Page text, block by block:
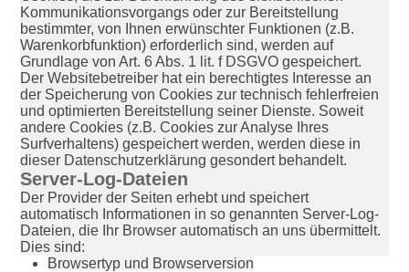
Kommunikationsvorgangs oder zur Bereitstellung
bestimmter, von Ihnen erwünschter Funktionen (z.B.
Warenkorbfunktion) erforderlich sind, werden auf
Grundlage von Art. 6 Abs. 1 lit. f DSGVO gespeichert.
Der Websitebetreiber hat ein berechtigtes Interesse an
der Speicherung von Cookies zur technisch fehlerfreien
und optimierten Bereitstellung seiner Dienste. Soweit
andere Cookies (z.B. Cookies zur Analyse Ihres
Surfverhaltens) gespeichert werden, werden diese in
dieser Datenschutzerklärung gesondert behandelt.
Server-Log-Dateien
Der Provider der Seiten erhebt und speichert
automatisch Informationen in so genannten Server-Log-
Dateien, die Ihr Browser automatisch an uns übermittelt.
Dies sind:
Browsertyp und Browserversion